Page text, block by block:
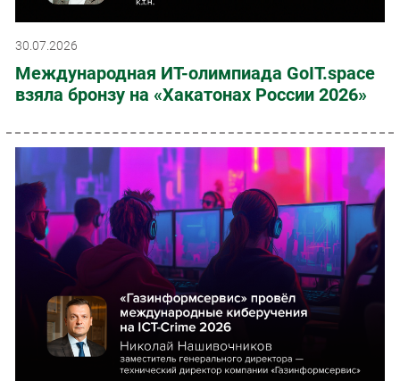
30.07.2026
Международная ИТ-олимпиада GoIT.space
взяла бронзу на «Хакатонах России 2026»